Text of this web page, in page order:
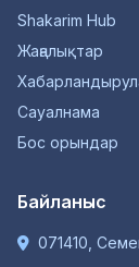
Shakarim Hub
Жаңалықтар
Сауалнама
Бос орындар
Байланыс
071410,